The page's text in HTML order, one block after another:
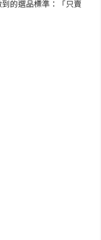
的選品標準：「只賣